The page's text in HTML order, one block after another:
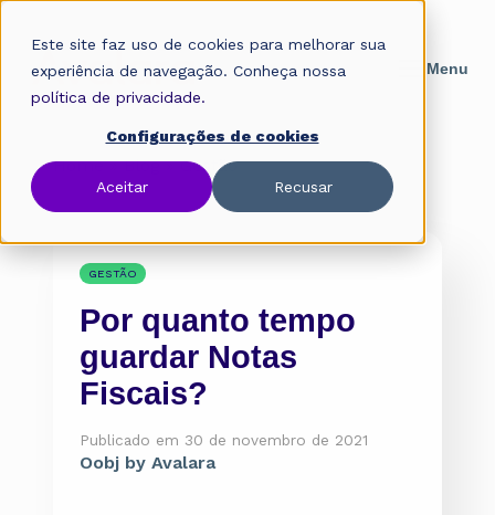
Este site faz uso de cookies para melhorar sua
experiência de navegação. Conheça nossa
política de privacidade.
Configurações de cookies
Aceitar Recusar
Home »Blog »Gestão
GESTÃO
Por quanto tempo
guardar Notas
Fiscais?
Publicado em 30 de novembro de 2021
Oobj by Avalara